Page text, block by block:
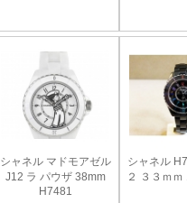
シャネル マドモアゼル
J12 ラ パウザ 38mm
H7481
シャネル
２ ３３ｍ